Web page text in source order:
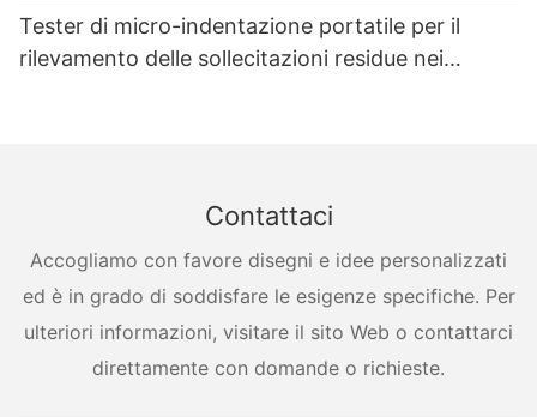
Tester di micro-indentazione portatile per il
rilevamento delle sollecitazioni residue nei
Contattaci
Accogliamo con favore disegni e idee personalizzati
ed è in grado di soddisfare le esigenze specifiche. Per
ulteriori informazioni, visitare il sito Web o contattarci
direttamente con domande o richieste.